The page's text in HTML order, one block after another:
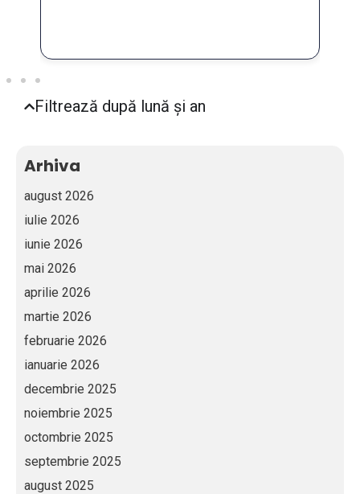
Filtrează după lună și an
Arhiva
august 2026
iulie 2026
iunie 2026
mai 2026
aprilie 2026
martie 2026
februarie 2026
ianuarie 2026
decembrie 2025
noiembrie 2025
octombrie 2025
septembrie 2025
august 2025